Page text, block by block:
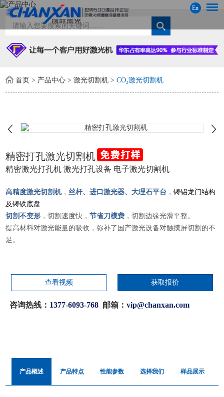
En
首页 > 产品中心 >激光切割机 >CO₂激光切割机
精密打孔激光切割机
精密激光打孔机 激光打孔设备 电子激光切割机
高精度激光切割机，丝杆、进口激光器、大理石平台 ，铸铝龙门结构
及铸铁底盘
切割不变形 ，切割速度快，节省刀模费 ，切割边缘光滑平整。
提高材料对激光能量的吸收，弥补了国产激光设备对触摸屏切割的不
足。
查看视频 获取报价
咨询热线： 1377-6093-768 邮箱：vip@chanxan.com
产品概述 产品特点 性能参数 选择我们 样品展示